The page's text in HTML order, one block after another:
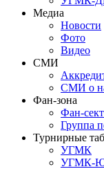
Медиа
Новости
Фото
Видео
СМИ
СМИ о
Фан-зона
Фан-
Группа
Турнирные
УГМК
УГМК-